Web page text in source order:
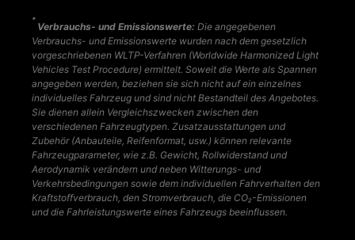
*
Verbrauchs- und Emissionswerte: Die angegebenen
Verbrauchs- und Emissionswerte wurden nach dem gesetzlich
vorgeschriebenen WLTP-Verfahren (Worldwide Harmonized Light
Vehicles Test Procedure) ermittelt. Soweit die Werte als Spannen
angegeben werden, beziehen sie sich nicht auf ein einzelnes
individuelles Fahrzeug und sind nicht Bestandteil des Angebotes.
Sie dienen allein Vergleichszwecken zwischen den
verschiedenen Fahrzeugtypen. Zusatzausstattungen und
Zubehör (Anbauteile, Reifenformat, usw.) können relevante
Fahrzeugparameter, wie z.B. Gewicht, Rollwiderstand und
Aerodynamik verändern und neben Witterungs- und
Verkehrsbedingungen sowie dem individuellen Fahrverhalten den
Kraftstoffverbrauch, den Stromverbrauch, die CO₂-Emissionen
und die Fahrleistungswerte eines Fahrzeugs beeinflussen.